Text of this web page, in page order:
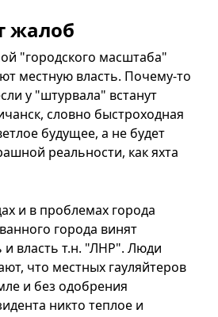
жалоб
"городского масштаба"
местную власть. Почему-то
у "штурвала" встанут
словно быстроходная
будущее, а не будет
реальности, как яхта
и в проблемах города
города винят
и власть т.н. "ЛНР". Люди
что местных гауляйтеров
и без одобрения
никто теплое и